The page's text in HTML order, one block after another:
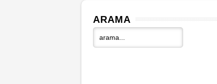
ARAMA